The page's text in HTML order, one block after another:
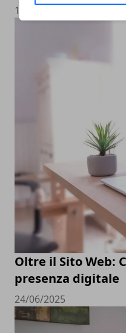
13/12/2025
Oltre il Sito Web:
presenza digitale
24/06/2025